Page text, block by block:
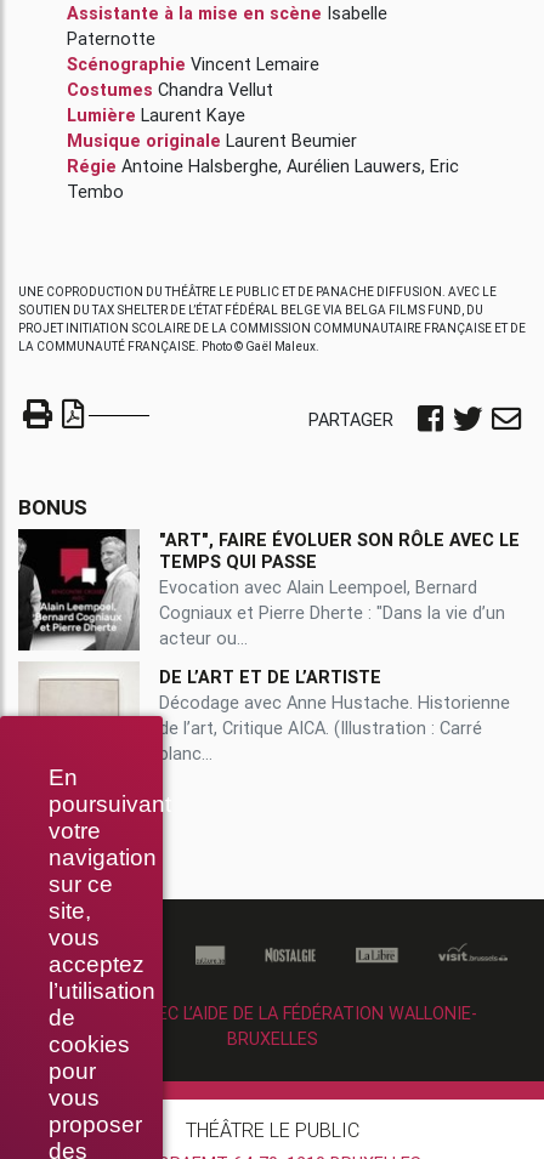
En
poursuivant
votre
navigation
sur ce
site,
vous
acceptez
l’utilisation
de
cookies
pour
vous
proposer
des
Assistante à la mise en scène Isabelle
Paternotte
Scénographie Vincent Lemaire
Costumes Chandra Vellut
Lumière Laurent Kaye
Musique originale Laurent Beumier
Régie Antoine Halsberghe, Aurélien Lauwers, Eric
Tembo
UNE COPRODUCTION DU THÉÂTRE LE PUBLIC ET DE PANACHE DIFFUSION. AVEC LE
SOUTIEN DU TAX SHELTER DE L’ÉTAT FÉDÉRAL BELGE VIA BELGA FILMS FUND, DU
PROJET INITIATION SCOLAIRE DE LA COMMISSION COMMUNAUTAIRE FRANÇAISE ET DE
LA COMMUNAUTÉ FRANÇAISE. Photo © Gaël Maleux.
PARTAGER
BONUS
"ART", FAIRE ÉVOLUER SON RÔLE AVEC LE
TEMPS QUI PASSE
Evocation avec Alain Leempoel, Bernard
Cogniaux et Pierre Dherte : "Dans la vie d’un
acteur ou...
DE L’ART ET DE L’ARTISTE
Décodage avec Anne Hustache. Historienne
de l’art, Critique AICA. (Illustration : Carré
blanc...
RÉALISÉ AVEC L’AIDE DE LA FÉDÉRATION WALLONIE-
BRUXELLES
THÉÂTRE LE PUBLIC